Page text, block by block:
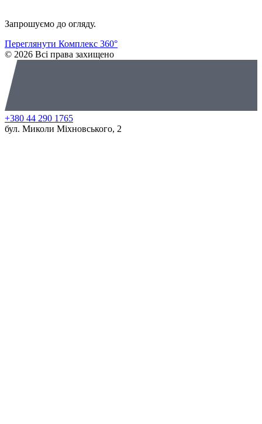
Запрошуємо до огляду.
Переглянути Комплекс 360°
© 2026 Всі права захищено
+380 44 290 1765
бул. Миколи Міхновського, 2